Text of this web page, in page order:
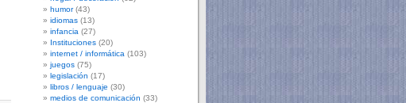
humor(43)
idiomas (13)
infancia (27)
Instituciones (20)
internet / informática (103)
juegos (75)
legislación (17)
libros / lenguaje (30)
medios de comunicación (33)